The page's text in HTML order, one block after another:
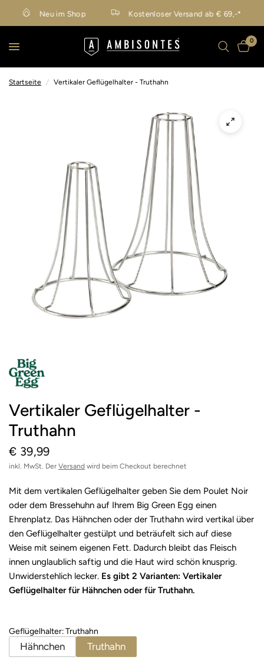
Neu im Shop Kostenloser Versand ab € 69,-*
0
Startseite / Vertikaler Geflügelhalter - Truthahn
Vertikaler Geflügelhalter -
Truthahn
€ 39,99
inkl. MwSt. Der Versand wird beim Checkout berechnet
Mit dem vertikalen Geflügelhalter geben Sie dem Poulet Noir
oder dem Bressehuhn auf Ihrem Big Green Egg einen
Ehrenplatz. Das Hähnchen oder der Truthahn wird vertikal über
den Geflügelhalter gestülpt und beträufelt sich auf diese
Weise mit seinem eigenen Fett. Dadurch bleibt das Fleisch
innen unglaublich saftig und die Haut wird schön knusprig.
Unwiderstehlich lecker. Es gibt 2 Varianten: Vertikaler
Geflügelhalter für Hähnchen oder für Truthahn.
Geflügelhalter:Truthahn
Hähnchen Truthahn